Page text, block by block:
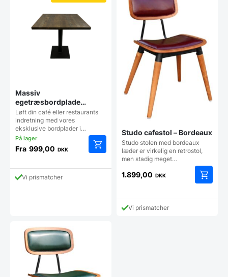
Massiv
egetræsbordplade
smoked olie
Løft din café eller restaurants
indretning med vores
eksklusive bordplader i…
Fra 999,00 DKK
vare
Mulighederne
Vi prismatcher
Studo cafestol – Bordeaux
Studo stolen med bordeaux
læder er virkelig en retrostol,
men stadig meget…
1.899,00 DKK
Vi prismatcher